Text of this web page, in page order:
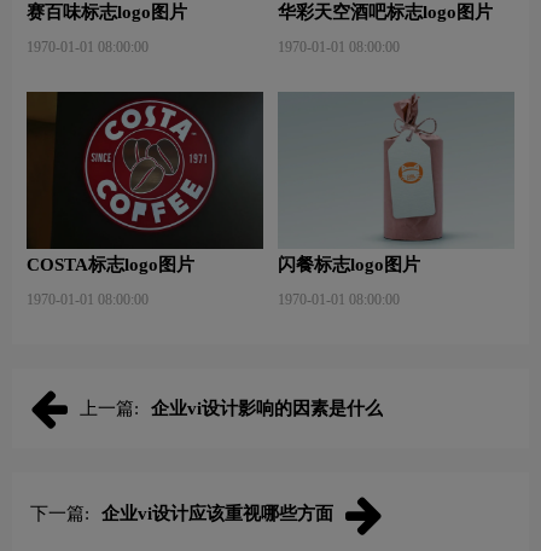
赛百味标志logo图片
1970-01-01 08:00:00
华彩天空酒吧标志logo图片
1970-01-01 08:00:00
COSTA标志logo图片
1970-01-01 08:00:00
闪餐标志logo图片
1970-01-01 08:00:00
上一篇: 企业vi设计影响的因素是什么
下一篇: 企业vi设计应该重视哪些方面